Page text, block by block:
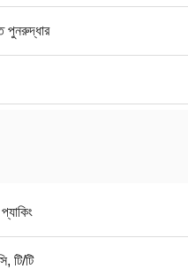
পুনরুদ্ধার
টি/টি